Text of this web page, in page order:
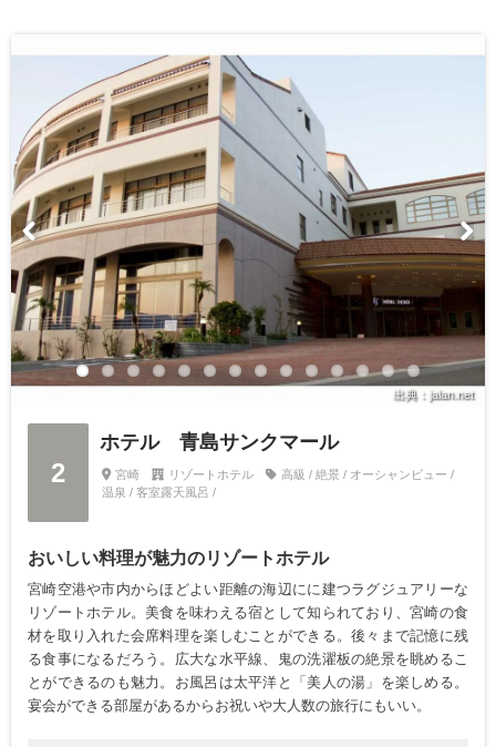
出典：jalan.net
2
ホテル 青島サンクマール
宮崎 リゾートホテル
高級 / 絶景 / オーシャンビュー /
温泉 / 客室露天風呂 /
おいしい料理が魅力のリゾートホテル
宮崎空港や市内からほどよい距離の海辺にに建つラグジュアリーな
リゾートホテル。美食を味わえる宿として知られており、宮崎の食
材を取り入れた会席料理を楽しむことができる。後々まで記憶に残
る食事になるだろう。広大な水平線、鬼の洗濯板の絶景を眺めるこ
とができるのも魅力。お風呂は太平洋と「美人の湯」を楽しめる。
宴会ができる部屋があるからお祝いや大人数の旅行にもいい。